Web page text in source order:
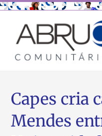
Capes cria
Mendes